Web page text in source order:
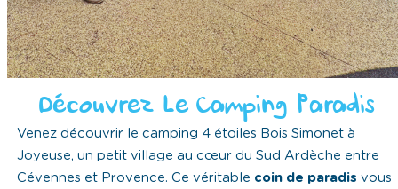
Découvrez Le Camping Paradis
Venez découvrir le camping 4 étoiles Bois Simonet à
Joyeuse, un petit village au cœur du Sud Ardèche entre
Cévennes et Provence. Ce véritable coin de paradis vous